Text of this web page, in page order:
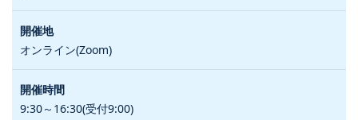
オンライン(Zoom)
9:30～16:30(受付9:00)